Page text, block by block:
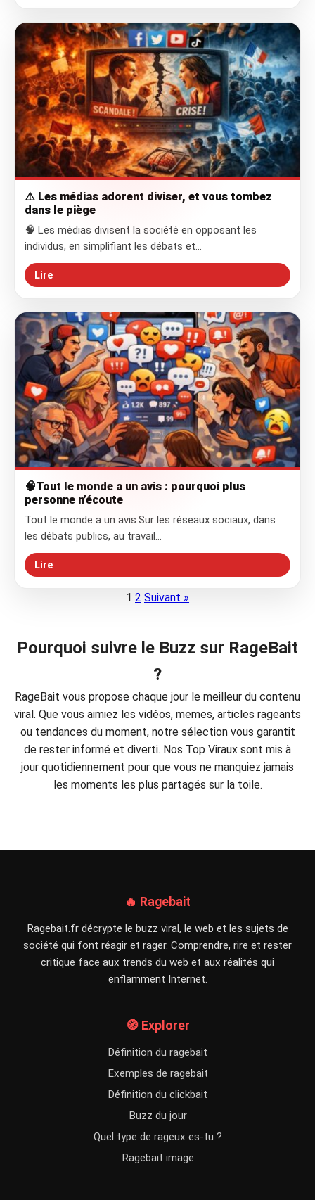
⚠️ Les médias adorent diviser, et vous tombez
dans le piège
🧠 Les médias divisent la société en opposant les
individus, en simplifiant les débats et…
Lire
🧠Tout le monde a un avis : pourquoi plus
personne n’écoute
Tout le monde a un avis.Sur les réseaux sociaux, dans
les débats publics, au travail…
Lire
1 2 Suivant »
Pourquoi suivre le Buzz sur RageBait
?
RageBait vous propose chaque jour le meilleur du contenu
viral. Que vous aimiez les vidéos, memes, articles rageants
ou tendances du moment, notre sélection vous garantit
de rester informé et diverti. Nos Top Viraux sont mis à
jour quotidiennement pour que vous ne manquiez jamais
les moments les plus partagés sur la toile.
🔥 Ragebait
Ragebait.fr décrypte le buzz viral, le web et les sujets de
société qui font réagir et rager. Comprendre, rire et rester
critique face aux trends du web et aux réalités qui
enflamment Internet.
🧭 Explorer
Définition du ragebait
Exemples de ragebait
Définition du clickbait
Buzz du jour
Quel type de rageux es-tu ?
Ragebait image